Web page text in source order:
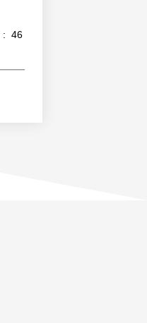
: 46